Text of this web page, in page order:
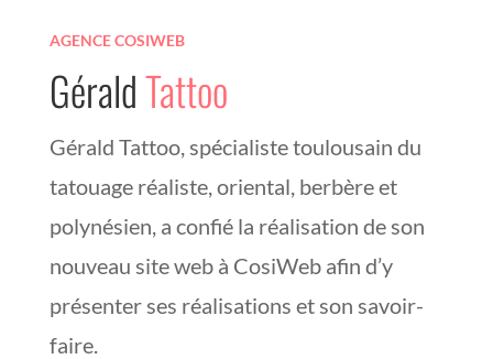
AGENCE COSIWEB
GéraldTattoo
Gérald Tattoo, spécialiste toulousain du
tatouage réaliste, oriental, berbère et
polynésien, a confié la réalisation de son
nouveau site web à CosiWeb afin d’y
présenter ses réalisations et son savoir-
faire.